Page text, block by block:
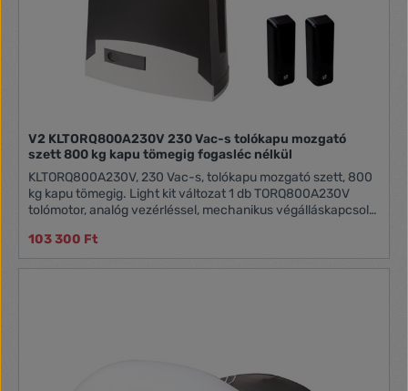
V2 KLTORQ800A230V 230 Vac-s tolókapu mozgató
szett 800 kg kapu tömegig fogasléc nélkül
KLTORQ800A230V, 230 Vac-s, tolókapu mozgató szett, 800
kg kapu tömegig. Light kit változat 1 db TORQ800A230V
tolómotor, analóg vezérléssel, mechanikus végálláskapcsoló
pár SENSIVA-XS infrasorompó
103 300 Ft